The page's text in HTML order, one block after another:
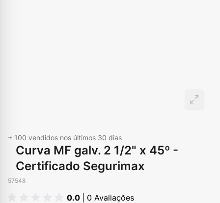
+ 100 vendidos nos últimos 30 dias
Curva MF galv. 2 1/2" x 45º -
Certificado Segurimax
57548
0.0 | 0 Avaliações